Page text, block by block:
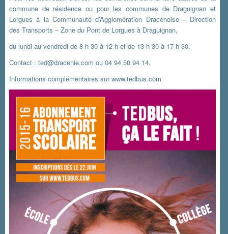
commune de résidence ou pour les communes de Draguignan et
Lorgues à la Communauté d’Agglomération Dracénoise – Direction
des Transports – Zone du Pont de Lorgues à Draguignan,
du lundi au vendredi de 8 h 30 à 12 h et de 13 h 30 à 17 h 30.
Contact :ted@dracenie.com ou 04 94 50 94 14.
Informations complémentaires surwww.tedbus.com